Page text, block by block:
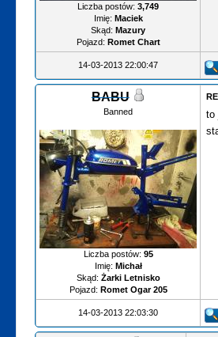
Liczba postów:3,749
Imię: Maciek
Skąd: Mazury
Pojazd: Romet Chart
14-03-2013 22:00:47
BABU
Banned
Liczba postów: 95
Imię: Michał
Skąd: Żarki Letnisko
Pojazd: Romet Ogar 205
to
14-03-2013 22:03:30